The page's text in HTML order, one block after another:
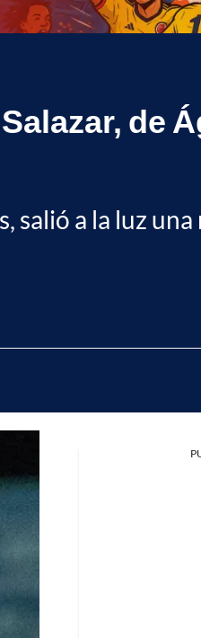
de
salió a la luz una